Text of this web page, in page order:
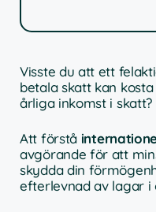
Visste du att ett
betala skatt kan
årliga inkomst i skatt?
Att förstå
avgörande för att
skydda din
efterlevnad av lagar i